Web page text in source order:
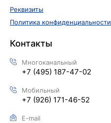
Реквизиты
Политика конфиденциальности
Контакты
Многоканальный
+7 (495) 187-47-02
Мобильный
+7 (926) 171-46-52
E-mail